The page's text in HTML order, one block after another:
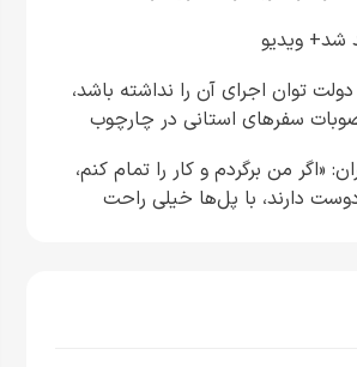
شد+ ویدیو
توان اجرای آن را نداشته باشد،
سفرهای استانی در چارچوب
«اگر من برگردم و کار را تمام کنم،
دارند، با پل‌ها خیلی راحت